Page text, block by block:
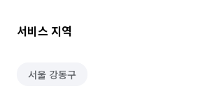
서비스 지역
서울 강동구